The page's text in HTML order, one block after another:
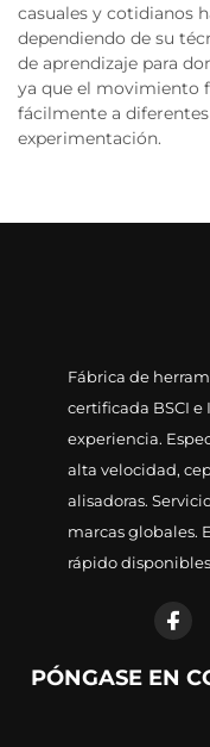
casuales y cotidianos
dependiendo de su
de aprendizaje para
ya que el movimiento
fácilmente a
experimentación.
Fábrica de
certificada BSCI e
experiencia.
alta velocidad,
alisadoras.
marcas globales.
rápido
PÓNGASE EN